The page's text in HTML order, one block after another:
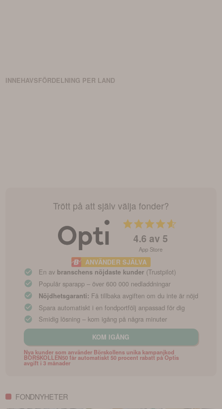
INNEHAVSFÖRDELNING PER LAND
Trött på att själv välja fonder?
4.6 av 5
App Store
ANVÄNDER SJÄLVA
En av branschens nöjdaste kunder (Trustpilot)
Populär sparapp – över 600 000 nedladdningar
Nöjdhetsgaranti: Få tillbaka avgiften om du inte är nöjd
Spara automatiskt i en fondportfölj anpassad för dig
Smidig lösning – kom igång på några minuter
KOM IGÅNG
Nya kunder som använder Börskollens unika kampanjkod
BORSKOLLEN50 får automatiskt 50 procent rabatt på Optis
avgift i 3 månader
FONDNYHETER